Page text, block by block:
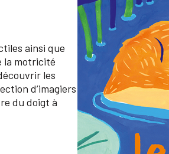
ainsi que
la motricité
les
d’imagiers
du doigt à